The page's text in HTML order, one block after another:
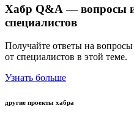
Хабр Q&A — вопросы
специалистов
Получайте ответы на
от специалистов в этой теме.
Узнать больше
другие проекты хабра